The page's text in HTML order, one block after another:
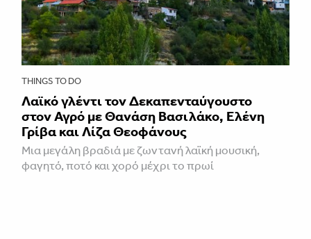
THINGS TO DO
Λαϊκό γλέντι τον Δεκαπενταύγουστο
στον Αγρό με Θανάση Βασιλάκο, Ελένη
Γρίβα και Λίζα Θεοφάνους
Μια μεγάλη βραδιά με ζωντανή λαϊκή μουσική,
φαγητό, ποτό και χορό μέχρι το πρωί